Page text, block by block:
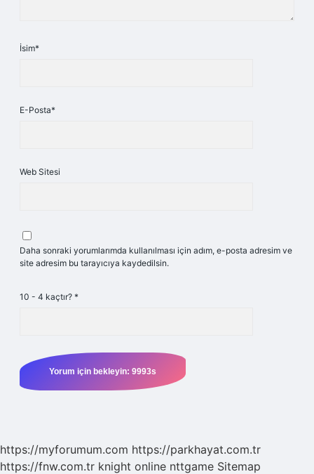
İsim*
E-Posta*
Web Sitesi
Daha sonraki yorumlarımda kullanılması için adım, e-posta adresim ve
site adresim bu tarayıcıya kaydedilsin.
10 - 4 kaçtır? *
https://myforumum.com https://parkhayat.com.tr
https://fnw.com.tr knight online nttgame Sitemap